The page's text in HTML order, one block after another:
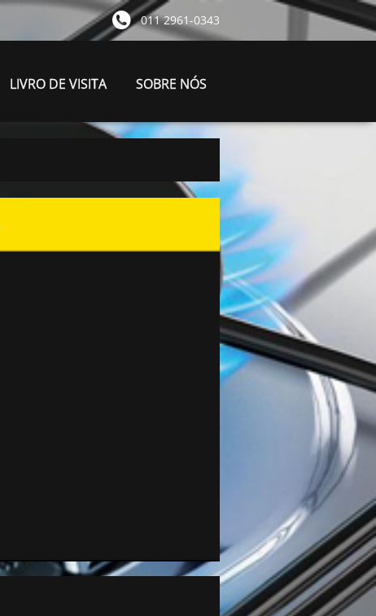
011 2961-0343
LIVRO DE VISITA SOBRE NÓS